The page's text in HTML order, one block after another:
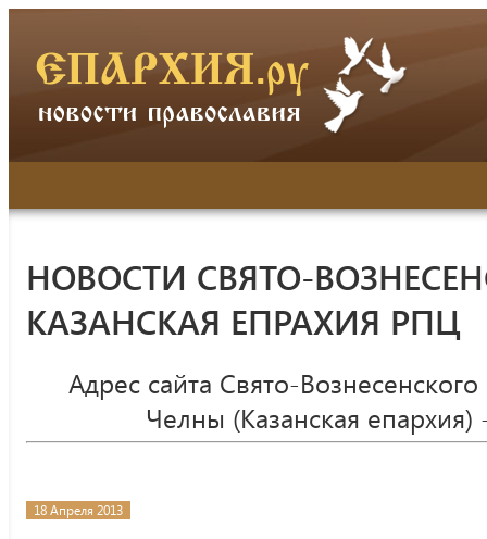
НОВОСТИ СВЯТО-
КАЗАНСКАЯ ЕПРАХИЯ РПЦ
Адрес сайта Свято-
Челны (Казанская
18 Апреля 2013